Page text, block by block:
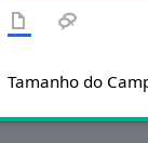
Tamanho do